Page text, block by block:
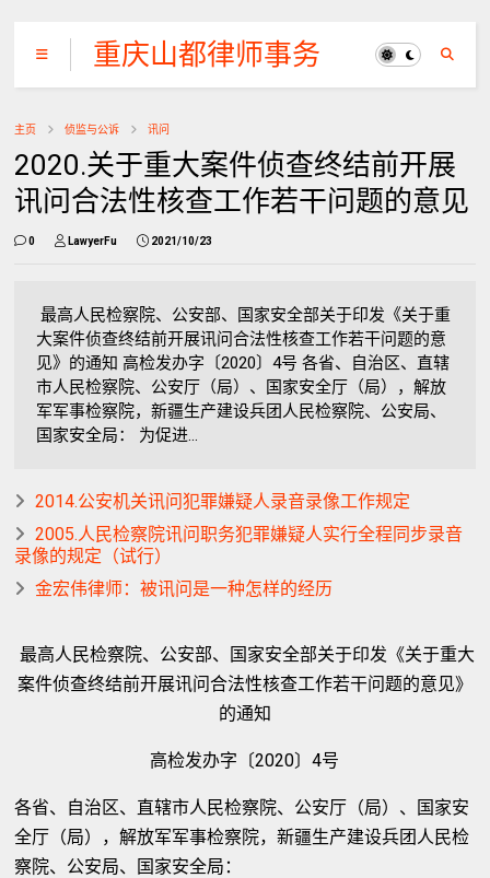
重庆山都律师事务
所
主页 侦监与公诉 讯问
2020.关于重大案件侦查终结前开展
讯问合法性核查工作若干问题的意见
0 LawyerFu 2021/10/23
最高人民检察院、公安部、国家安全部关于印发《关于重
大案件侦查终结前开展讯问合法性核查工作若干问题的意
见》的通知 高检发办字〔2020〕4号 各省、自治区、直辖
市人民检察院、公安厅（局）、国家安全厅（局），解放
军军事检察院，新疆生产建设兵团人民检察院、公安局、
国家安全局： 为促进...
2014.公安机关讯问犯罪嫌疑人录音录像工作规定
2005.人民检察院讯问职务犯罪嫌疑人实行全程同步录音
录像的规定（试行）
金宏伟律师：被讯问是一种怎样的经历
最高人民检察院、公安部、国家安全部关于印发《关于重大
案件侦查终结前开展讯问合法性核查工作若干问题的意见》
的通知
高检发办字〔2020〕4号
各省、自治区、直辖市人民检察院、公安厅（局）、国家安
全厅（局），解放军军事检察院，新疆生产建设兵团人民检
察院、公安局、国家安全局：